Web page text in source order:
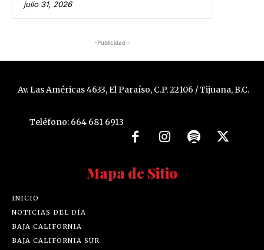
julio 31, 2026
-Publicidad -
Av. Las Américas 4633, El Paraíso, C.P. 22106 / Tijuana, B.C.
Teléfono: 664 681 6913
Mapa de Sitio
INICIO
NOTICIAS DEL DÍA
BAJA CALIFORNIA
BAJA CALIFORNIA SUR